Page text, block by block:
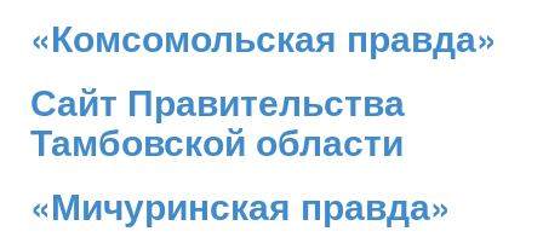
«Комсомольская правда»
Сайт Правительства
Тамбовской области
«Мичуринская правда»